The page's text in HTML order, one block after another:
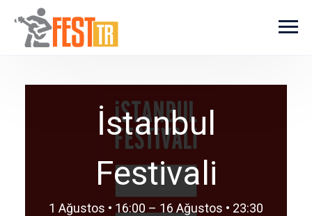
Ana içeriğe atla
İstanbul
Festivali
1 Ağustos • 16:00 – 16 Ağustos • 23:30